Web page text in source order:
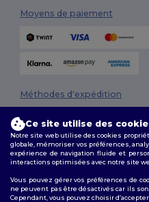
Moyens de paiement
Méthodes d'expédition
Suivez-nous
Ce site utilise des
Notre site web utilise des cookies
globale, mémoriser vos préférences,
expérience de navigation fluide et
interactions optimisées avec notre site
Vous pouvez gérer vos préférences de
ne peuvent pas être désactivés car ils
Cependant, vous pouvez choisir